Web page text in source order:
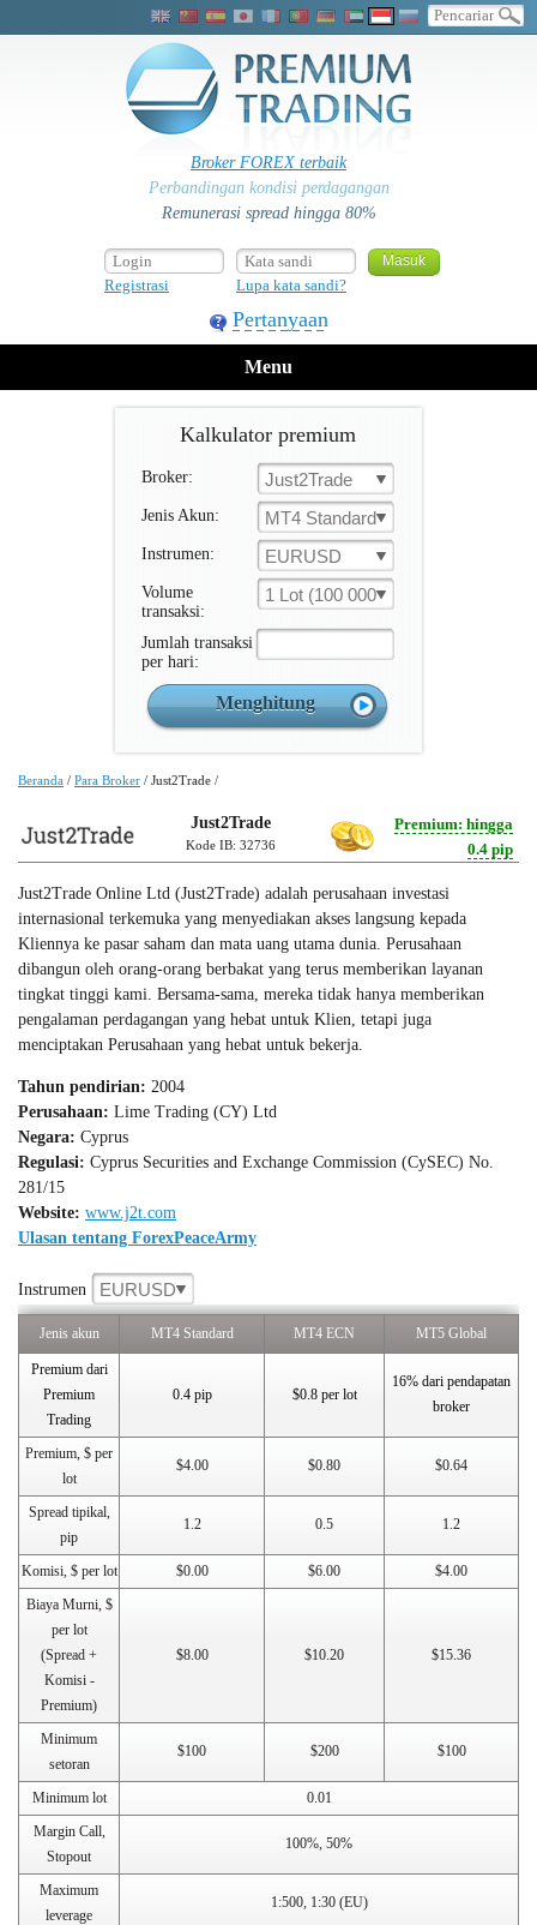
Broker FOREX terbaik
Perbandingan kondisi perdagangan
Remunerasi spread hingga 80%
Registrasi Lupa kata sandi?
Pertanyaan
Menu
Kalkulator premium
Broker: Just2Trade
Jenis Akun: MT4 Standard
Instrumen: EURUSD
Volume
transaksi:
1 Lot (100 000 Unit )
Jumlah transaksi
per hari:
Beranda / Para Broker / Just2Trade /
Just2Trade
Kode IB: 32736
Premium: hingga
0.4 pip
Just2Trade Online Ltd (Just2Trade) adalah perusahaan investasi
internasional terkemuka yang menyediakan akses langsung kepada
Kliennya ke pasar saham dan mata uang utama dunia. Perusahaan
dibangun oleh orang-orang berbakat yang terus memberikan layanan
tingkat tinggi kami. Bersama-sama, mereka tidak hanya memberikan
pengalaman perdagangan yang hebat untuk Klien, tetapi juga
menciptakan Perusahaan yang hebat untuk bekerja.
Tahun pendirian: 2004
Perusahaan: Lime Trading (CY) Ltd
Negara: Cyprus
Regulasi: Cyprus Securities and Exchange Commission (CySEC) No.
281/15
Website: www.j2t.com
Ulasan tentang ForexPeaceArmy
Instrumen EURUSD
Jenis akun MT4 Standard MT4 ECN MT5 Global
Premium dari
Premium
Trading
0.4 pip $0.8 per lot
16% dari pendapatan
broker
Premium, $ per
lot
$4.00 $0.80 $0.64
Spread tipikal,
pip
1.2 0.5 1.2
Komisi, $ per lot $0.00 $6.00
$4.00
Biaya Murni, $
per lot
(Spread +
Komisi -
Premium)
$8.00 $10.20 $15.36
Minimum
setoran
$100 $200 $100
Minimum lot
0.01
Margin Call,
Stopout
100%, 50%
Maximum
leverage
1:500, 1:30 (EU)